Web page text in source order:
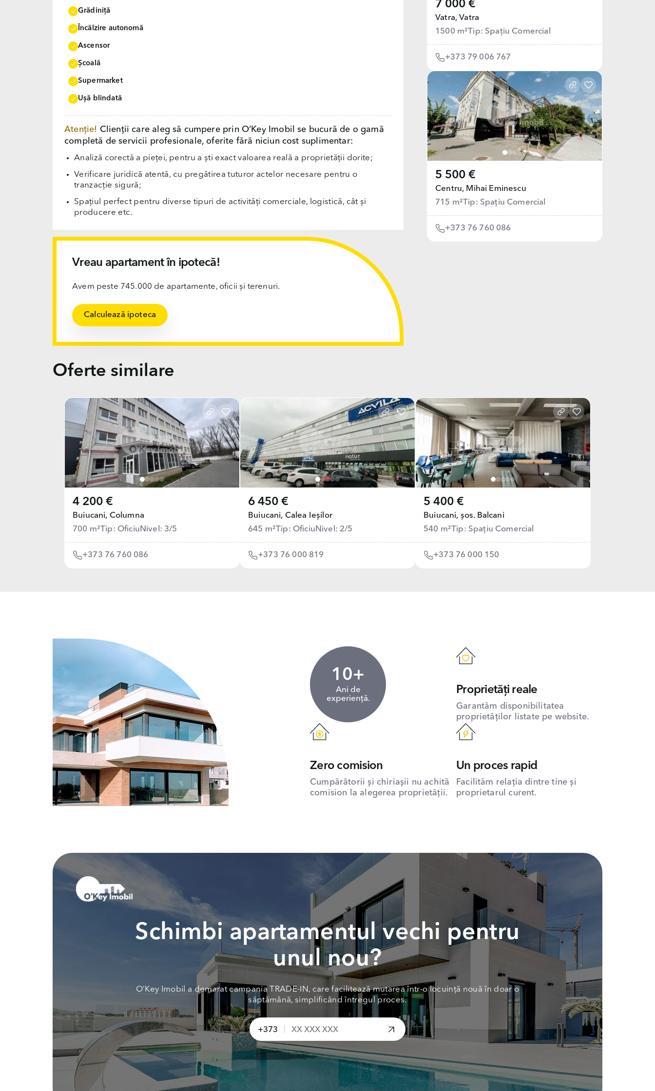
Grădiniţă
Încălzire autonomă
Ascensor
Școală
Supermarket
Uşă blindată
Atenție! Clienții care aleg să cumpere prin O’Key Imobil se bucură de o gamă
completă de servicii profesionale, oferite fără niciun cost suplimentar:
Analiză corectă a pieței, pentru a ști exact valoarea reală a proprietății dorite;
Verificare juridică atentă, cu pregătirea tuturor actelor necesare pentru o
tranzacție sigură;
Spațiul perfect pentru diverse tipuri de activități comerciale, logistică, cât și
producere etc.
Vreau apartament în ipotecă!
Avem peste 745.000 de apartamente, oficii și terenuri.
Calculează ipoteca
7 000 €
Vatra, Vatra
1500 m²Tip: Spațiu Comercial
+373 79 006 767
5 500 €
Centru, Mihai Eminescu
715 m²Tip: Spațiu Comercial
+373 76 760 086
Oferte similare
4 200 €
Buiucani, Columna
700 m²Tip: Oficiu Nivel: 3/5
+373 76 760 086
6 450 €
Buiucani, Calea Ieșilor
645 m²Tip: Oficiu Nivel: 2/5
+373 76 000 819
5 400 €
Buiucani, șos. Balcani
540 m²Tip: Spațiu Comercial
+373 76 000 150
10+
Ani de
experiență.
Proprietăți reale
Garantăm disponibilitatea
proprietăților listate pe website.
Zero comision
Cumpărătorii și chiriașii nu achită
comision la alegerea proprietății.
Un proces rapid
Facilităm relația dintre tine și
proprietarul curent.
Schimbi apartamentul vechi pentru
unul nou?
O’Key Imobil a demarat campania TRADE-IN, care facilitează mutarea într-o locuință nouă în doar o
săptămână, simplificând întregul proces.
+373